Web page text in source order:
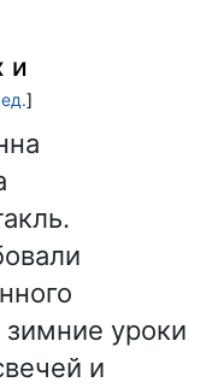
и
]
зимние уроки
и